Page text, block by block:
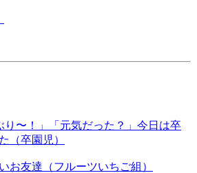
り〜！」「元気だった？」今日は卒
（卒園児）
お友達（フルーツいちご組）